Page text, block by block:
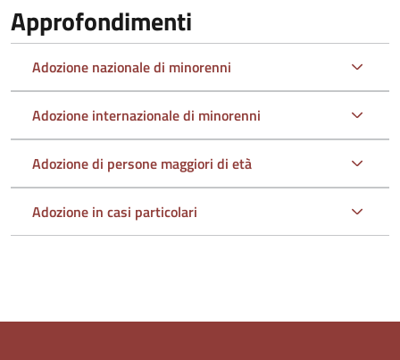
Approfondimenti
Adozione nazionale di minorenni
Adozione internazionale di minorenni
Adozione di persone maggiori di età
Adozione in casi particolari